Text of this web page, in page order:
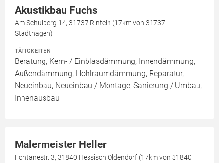
Akustikbau Fuchs
Am Schulberg 14, 31737 Rinteln (17km von 31737
Stadthagen)
TÄTIGKEITEN
Beratung, Kern- / Einblasdämmung, Innendämmung,
Außendämmung, Hohlraumdämmung, Reparatur,
Neueinbau, Neueinbau / Montage, Sanierung / Umbau,
Innenausbau
Malermeister Heller
Fontanestr. 3, 31840 Hessisch Oldendorf (17km von 31840